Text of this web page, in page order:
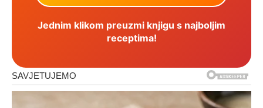
Jednim klikom preuzmi knjigu s najboljim
receptima!